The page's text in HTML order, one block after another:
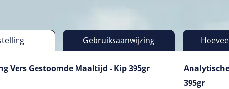
Gebruiksaanwijzing
Vers Gestoomde Maaltijd - Kip 395gr
395gr